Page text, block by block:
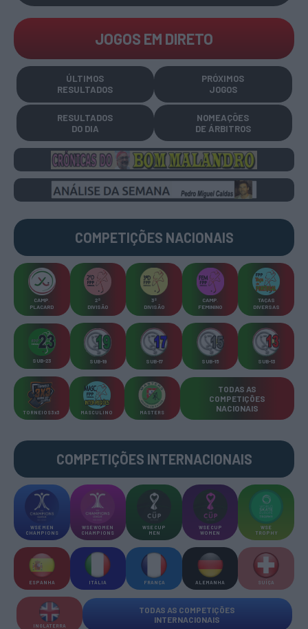
JOGOS EM DIRETO
ÚLTIMOS
RESULTADOS
PRÓXIMOS
JOGOS
RESULTADOS
DO DIA
NOMEAÇÕES
DE ÁRBITROS
COMPETIÇÕES NACIONAIS
CAMP
PLACARD
2ª
DIVISÃO
3ª
DIVISÃO
CAMP
FEMININO
TAÇAS
DIVERSAS
SUB-23 SUB-19 SUB-17 SUB-15 SUB-13
TORNEIOS 3x3 MASCULINO MASTERS
TODAS AS
COMPETIÇÕES
NACIONAIS
COMPETIÇÕES INTERNACIONAIS
WSE MEN
CHAMPIONS
WSE WOMEN
CHAMPIONS
WSE CUP
MEN
WSE CUP
WOMEN
WSE
TROPHY
ESPANHA ITÁLIA FRANÇA ALEMANHA SUÍÇA
INGLATERRA
TODAS AS COMPETIÇÕES
INTERNACIONAIS